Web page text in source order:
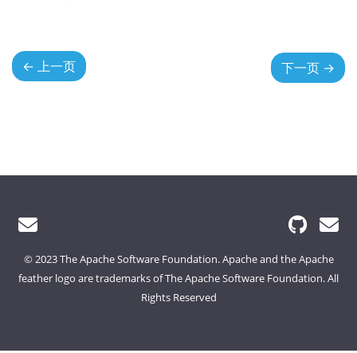
← 上一页 下一页 →
© 2023 The Apache Software Foundation. Apache and the Apache
feather logo are trademarks of The Apache Software Foundation. All
Rights Reserved